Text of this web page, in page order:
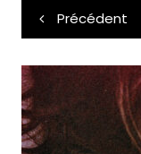
Navigation
de
l’article
Précédent